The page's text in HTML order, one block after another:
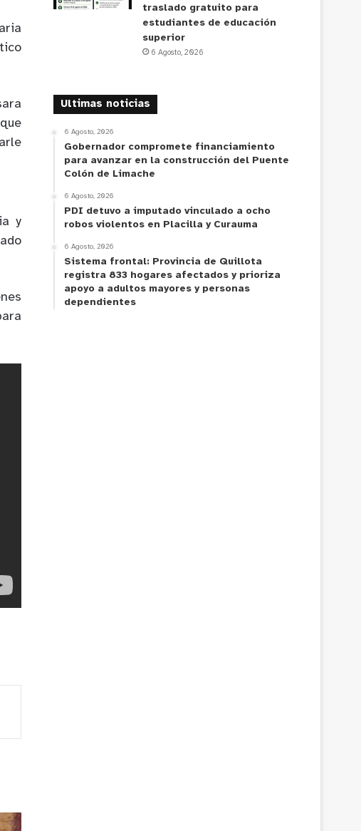
y
traslado gratuito para
estudiantes de educación
superior
6 Agosto, 2026
Ultimas noticias
6 Agosto, 2026
Gobernador compromete financiamiento
para avanzar en la construcción del Puente
Colón de Limache
6 Agosto, 2026
PDI detuvo a imputado vinculado a ocho
robos violentos en Placilla y Curauma
6 Agosto, 2026
Sistema frontal: Provincia de Quillota
registra 833 hogares afectados y prioriza
apoyo a adultos mayores y personas
dependientes